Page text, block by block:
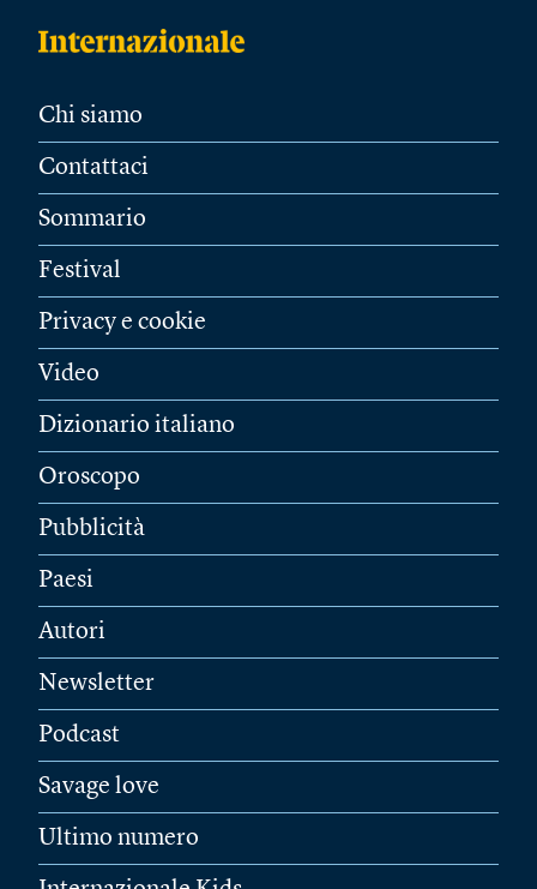
Chi siamo
Contattaci
Sommario
Festival
Privacy e cookie
Video
Dizionario italiano
Oroscopo
Pubblicità
Paesi
Autori
Newsletter
Podcast
Savage love
Ultimo numero